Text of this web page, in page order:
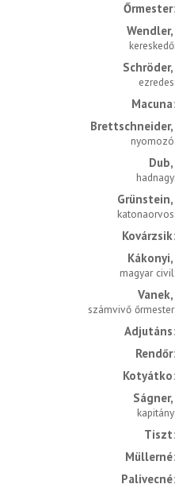
Őrmester
Wendler
kereskedő
Schröder
ezredes
Macuna
Brettschneider
nyomozó
Dub
hadnagy
Grünstein
katonaorvos
Kovárzsik
Kákonyi
magyar civil
Vanek
számvivő őrmester
Adjutáns
Rendőr
Kotyátko
Ságner
kapitány
Tiszt
Müllerné
Palivecné